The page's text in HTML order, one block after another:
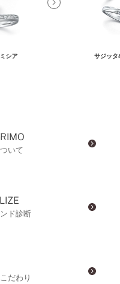
シア サジッタ
いて
ド診断
だわり